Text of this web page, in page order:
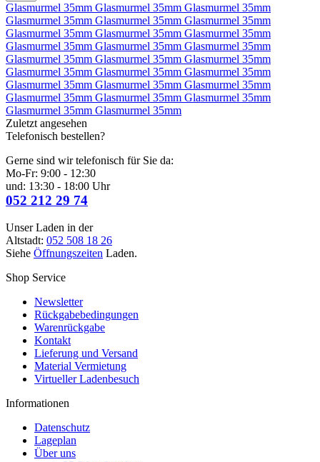
Glasmurmel 35mm Glasmurmel 35mm Glasmurmel 35mm
Glasmurmel 35mm Glasmurmel 35mm Glasmurmel 35mm
Glasmurmel 35mm Glasmurmel 35mm Glasmurmel 35mm
Glasmurmel 35mm Glasmurmel 35mm Glasmurmel 35mm
Glasmurmel 35mm Glasmurmel 35mm Glasmurmel 35mm
Glasmurmel 35mm Glasmurmel 35mm Glasmurmel 35mm
Glasmurmel 35mm Glasmurmel 35mm Glasmurmel 35mm
Glasmurmel 35mm Glasmurmel 35mm Glasmurmel 35mm
Glasmurmel 35mm Glasmurmel 35mm
Zuletzt angesehen
Telefonisch bestellen?
Gerne sind wir telefonisch für Sie da:
Mo-Fr: 9:00 - 12:30
und: 13:30 - 18:00 Uhr
052 212 29 74
Unser Laden in der
Altstadt: 052 508 18 26
Siehe Öffnungszeiten Laden.
Shop Service
Newsletter
Rückgabebedingungen
Warenrückgabe
Kontakt
Lieferung und Versand
Material Vermietung
Virtueller Ladenbesuch
Informationen
Datenschutz
Lageplan
Über uns